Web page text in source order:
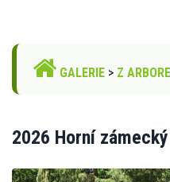
GALERIE > Z
2026 Horní